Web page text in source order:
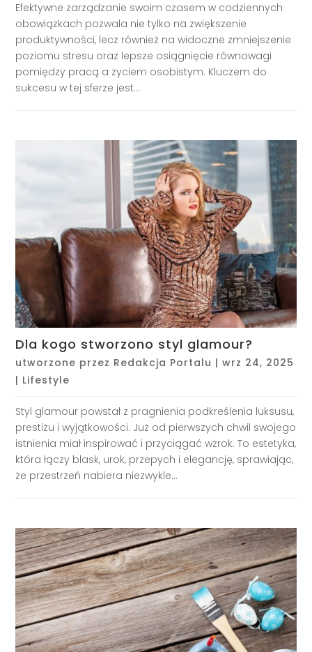
Efektywne zarządzanie swoim czasem w codziennych
obowiązkach pozwala nie tylko na zwiększenie
produktywności, lecz również na widoczne zmniejszenie
poziomu stresu oraz lepsze osiągnięcie równowagi
pomiędzy pracą a życiem osobistym. Kluczem do
sukcesu w tej sferze jest...
Dla kogo stworzono styl glamour?
utworzone przez Redakcja Portalu |wrz 24, 2025
| Lifestyle
Styl glamour powstał z pragnienia podkreślenia luksusu,
prestiżu i wyjątkowości. Już od pierwszych chwil swojego
istnienia miał inspirować i przyciągać wzrok. To estetyka,
która łączy blask, urok, przepych i elegancję, sprawiając,
że przestrzeń nabiera niezwykle...